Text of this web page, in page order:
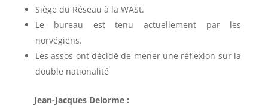
Siège du Réseau à la WASt.
Le bureau est tenu actuellement par les
norvégiens.
Les assos ont décidé de mener une réflexion sur la
double nationalité
Jean-Jacques Delorme :